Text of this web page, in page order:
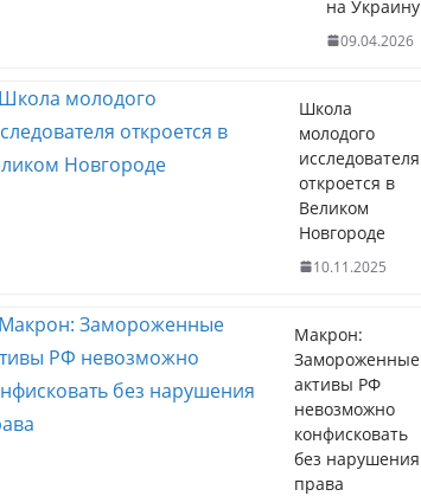
на Украину
09.04.2026
Школа
молодого
исследователя
откроется в
Великом
Новгороде
10.11.2025
Макрон:
Замороженные
активы РФ
невозможно
конфисковать
без нарушения
права